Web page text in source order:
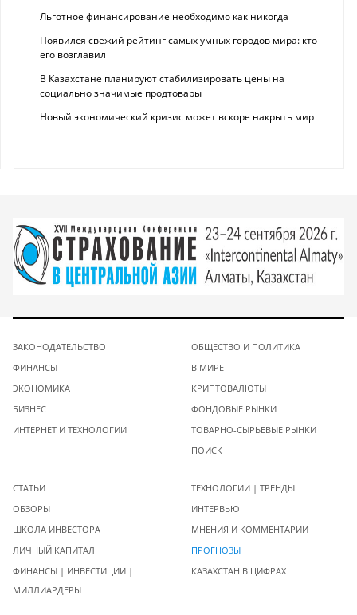
Льготное финансирование необходимо как никогда
Появился свежий рейтинг самых умных городов мира: кто
его возглавил
В Казахстане планируют стабилизировать цены на
социально значимые продтовары
Новый экономический кризис может вскоре накрыть мир
ЗАКОНОДАТЕЛЬСТВО
ФИНАНСЫ
ЭКОНОМИКА
БИЗНЕС
ИНТЕРНЕТ И ТЕХНОЛОГИИ
ОБЩЕСТВО И ПОЛИТИКА
В МИРЕ
КРИПТОВАЛЮТЫ
ФОНДОВЫЕ РЫНКИ
ТОВАРНО-СЫРЬЕВЫЕ РЫНКИ
ПОИСК
СТАТЬИ
ОБЗОРЫ
ШКОЛА ИНВЕСТОРА
ЛИЧНЫЙ КАПИТАЛ
ФИНАНСЫ | ИНВЕСТИЦИИ |
МИЛЛИАРДЕРЫ
ТЕХНОЛОГИИ | ТРЕНДЫ
ИНТЕРВЬЮ
МНЕНИЯ И КОММЕНТАРИИ
ПРОГНОЗЫ
КАЗАХСТАН В ЦИФРАХ